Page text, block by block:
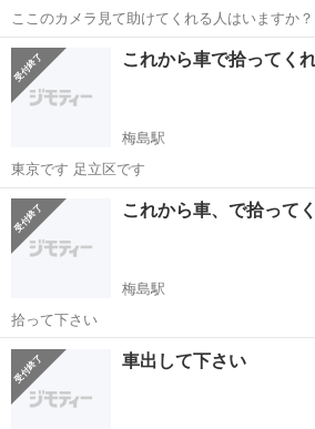
ここのカメラ見て助けてくれる人はいますか
れてます20代です
東京 梅島駅 展示会 20代
これから車で拾ってく
梅島駅
東京です 足立区です
東京 梅島駅 展示会
これから車、で拾って
梅島駅
拾って下さい
東京 梅島駅 展示会
車出して下さい